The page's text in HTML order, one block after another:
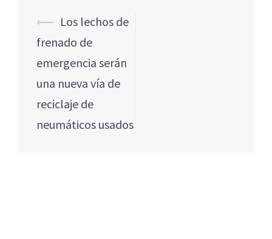
Navegación
de
entradas
⟵ Los lechos de
frenado de
emergencia serán
una nueva vía de
reciclaje de
neumáticos usados